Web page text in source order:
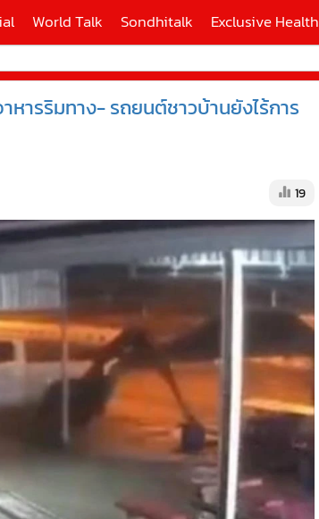
World Talk Sondhitalk Exclusive Health
ารริมทาง- รถยนต์ชาวบ้านยังไร้การ
19